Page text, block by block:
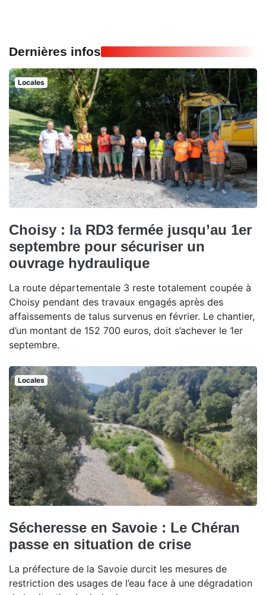
Dernières infos
Locales
Choisy : la RD3 fermée jusqu’au 1er
septembre pour sécuriser un
ouvrage hydraulique
La route départementale 3 reste totalement coupée à
Choisy pendant des travaux engagés après des
affaissements de talus survenus en février. Le chantier,
d’un montant de 152 700 euros, doit s’achever le 1er
septembre.
Locales
Sécheresse en Savoie : Le Chéran
passe en situation de crise
La préfecture de la Savoie durcit les mesures de
restriction des usages de l’eau face à une dégradation